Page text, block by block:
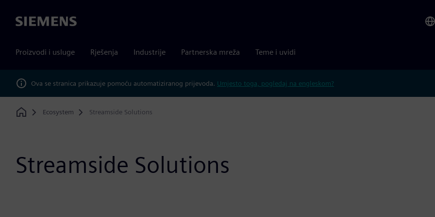
Siemens
Proizvodi i usluge Rješenja Industrije Partnerska mreža Teme i uvidi
Ova se stranica prikazuje pomoću automatiziranog prijevoda. Umjesto toga, pogledaj na engleskom?
Home
Ecosystem Streamside Solutions
Streamside Solutions